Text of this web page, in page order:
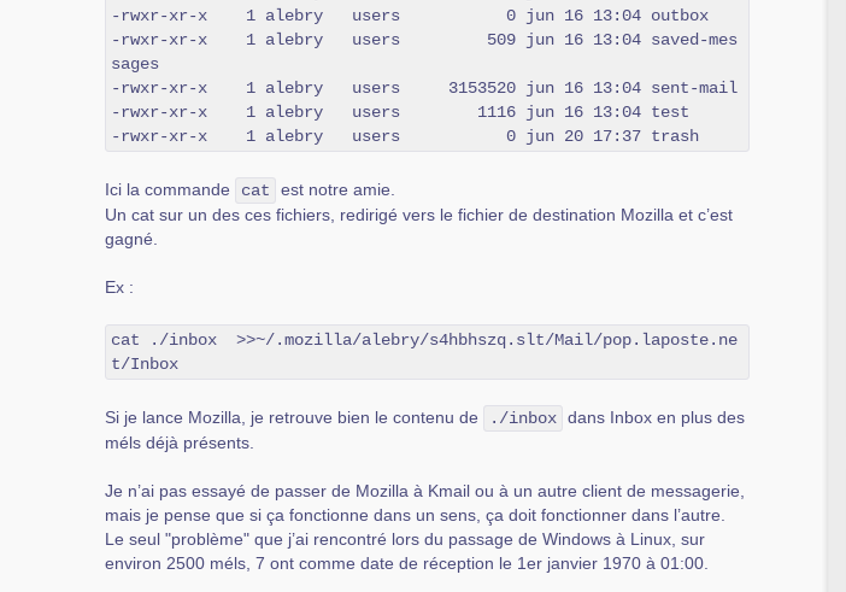
-rwxr-xr-x    1 alebry   users           0 jun 16 13:04 outbox
-rwxr-xr-x    1 alebry   users         509 jun 16 13:04 saved-mes
sages
-rwxr-xr-x    1 alebry   users     3153520 jun 16 13:04 sent-mail
-rwxr-xr-x    1 alebry   users        1116 jun 16 13:04 test
Ici la commande cat
est notre amie.
Un cat sur un des ces fichiers, redirigé vers le fichier de destination Mozilla et c’est
gagné.
Ex :
cat ./inbox  >>~/.mozilla/alebry/s4hbhszq.slt/Mail/pop.laposte.ne
t/Inbox
Si je lance Mozilla, je retrouve bien le contenu de ./inbox dans Inbox en plus des
méls déjà présents.
Je n’ai pas essayé de passer de Mozilla à Kmail ou à un autre client de messagerie,
mais je pense que si ça fonctionne dans un sens, ça doit fonctionner dans l’autre.
Le seul "problème" que j’ai rencontré lors du passage de Windows à Linux, sur
environ 2500 méls, 7 ont comme date de réception le 1er janvier 1970 à 01:00.